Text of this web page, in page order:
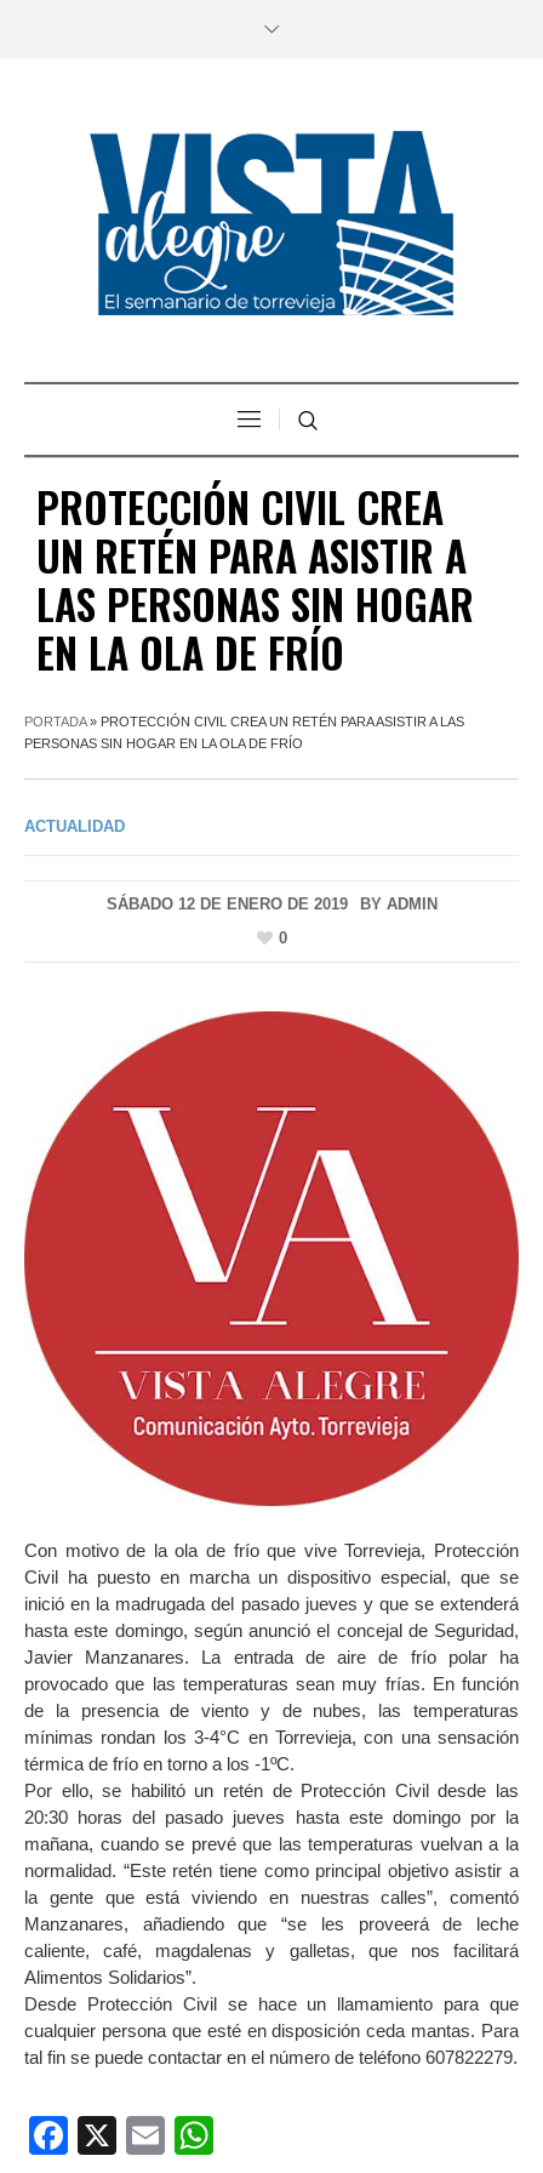
PROTECCIÓN CIVIL CREA
UN RETÉN PARA ASISTIR A
LAS PERSONAS SIN HOGAR
EN LA OLA DE FRÍO
PORTADA» PROTECCIÓN CIVIL CREA UN RETÉN PARA ASISTIR A LAS
PERSONAS SIN HOGAR EN LA OLA DE FRÍO
ACTUALIDAD
SÁBADO 12 DE ENERO DE 2019 BY ADMIN
0
Con motivo de la ola de frío que vive Torrevieja, Protección
Civil ha puesto en marcha un dispositivo especial, que se
inició en la madrugada del pasado jueves y que se extenderá
hasta este domingo, según anunció el concejal de Seguridad,
Javier Manzanares. La entrada de aire de frío polar ha
provocado que las temperaturas sean muy frías. En función
de la presencia de viento y de nubes, las temperaturas
mínimas rondan los 3-4°C en Torrevieja, con una sensación
térmica de frío en torno a los -1ºC.
Por ello, se habilitó un retén de Protección Civil desde las
20:30 horas del pasado jueves hasta este domingo por la
mañana, cuando se prevé que las temperaturas vuelvan a la
normalidad. “Este retén tiene como principal objetivo asistir a
la gente que está viviendo en nuestras calles”, comentó
Manzanares, añadiendo que “se les proveerá de leche
caliente, café, magdalenas y galletas, que nos facilitará
Alimentos Solidarios”.
Desde Protección Civil se hace un llamamiento para que
cualquier persona que esté en disposición ceda mantas. Para
tal fin se puede contactar en el número de teléfono 607822279.
Facebook
X Email